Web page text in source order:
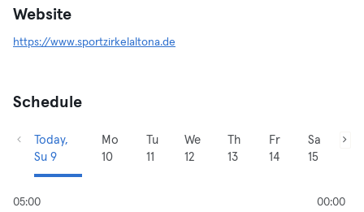
Website
https://www.sportzirkelaltona.de
Schedule
Today,
Su 9
Mo
10
Tu
11
We
12
Th
13
Fr
14
Sa
15
05:00 00:00